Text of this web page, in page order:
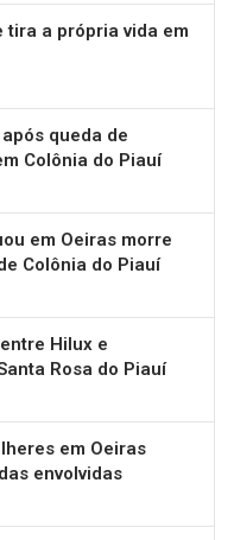
tira a própria vida em
queda de
Colônia do Piauí
em Oeiras morre
Colônia do Piauí
Hilux e
Rosa do Piauí
em Oeiras
envolvidas